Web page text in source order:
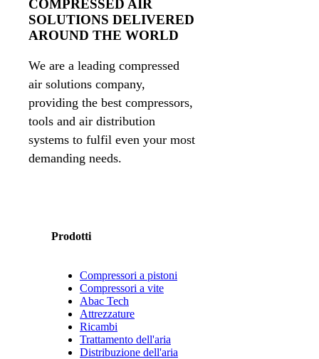
COMPRESSED AIR
SOLUTIONS DELIVERED
AROUND THE WORLD
We are a leading compressed
air solutions company,
providing the best compressors,
tools and air distribution
systems to fulfil even your most
demanding needs.
Prodotti
Compressori a pistoni
Compressori a vite
Abac Tech
Attrezzature
Ricambi
Trattamento dell'aria
Distribuzione dell'aria